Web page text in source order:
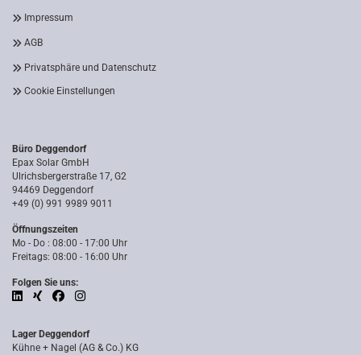
Impressum
AGB
Privatsphäre und Datenschutz
Cookie Einstellungen
Büro Deggendorf
Epax Solar GmbH
Ulrichsbergerstraße 17, G2
94469 Deggendorf
+49 (0) 991 9989 9011
Öffnungszeiten
Mo - Do : 08:00 - 17:00 Uhr
Freitags: 08:00 - 16:00 Uhr
Folgen Sie uns:
Lager Deggendorf
Kühne + Nagel (AG & Co.) KG